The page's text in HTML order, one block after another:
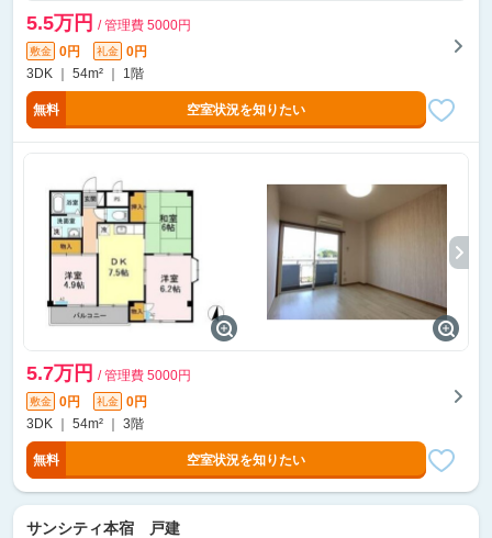
5.5万円 / 管理費 5000円
敷金 0円 礼金
0円
3DK ｜ 54m² ｜ 1階
無料 空室状況を知りたい
5.7万円 / 管理費 5000円
敷金 0円 礼金
0円
3DK ｜ 54m² ｜ 3階
無料 空室状況を知りたい
サンシティ本宿 戸建